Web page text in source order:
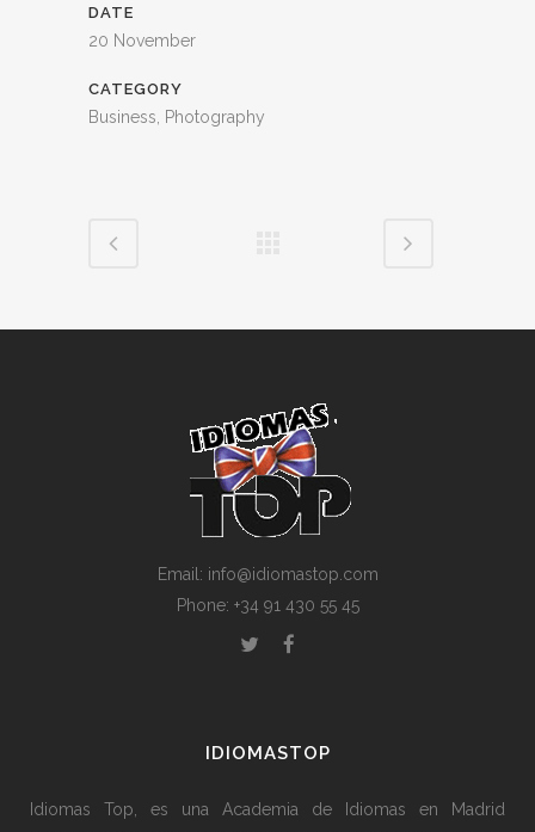
DATE
20 November
CATEGORY
Business, Photography
Email: info@idiomastop.com
Phone: +34 91 430 55 45
IDIOMASTOP
Idiomas Top, es una Academia de Idiomas en Madrid